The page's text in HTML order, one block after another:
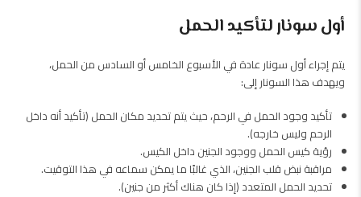
أول سونار لتأكيد الحمل
يتم إجراء أول سونار عادة في الأسبوع الخامس أو السادس من الحمل،
ويهدف هذا السونار إلى:
تأكيد وجود الحمل في الرحم، حيث يتم تحديد مكان الحمل (تأكيد أنه داخل
الرحم وليس خارجه).
رؤية كيس الحمل ووجود الجنين داخل الكيس.
مراقبة نبض قلب الجنين، الذي غالبًا ما يمكن سماعه في هذا التوقيت.
تحديد الحمل المتعدد (إذا كان هناك أكثر من جنين).